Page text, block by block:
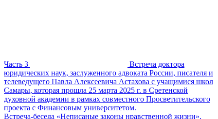
Часть 3
Встреча доктора
юридических наук, заслуженного адвоката России, писателя и
телеведущего Павла Алексеевича Астахова с учащимися школ
Самары, которая прошла 25 марта 2025 г. в Сретенской
духовной академии в рамках совместного Просветительского
проекта с Финансовым университетом.
Встреча-беседа «Неписаные законы нравственной жизни».